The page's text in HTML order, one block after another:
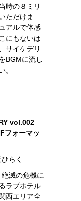
時の８ミリ
ただけま
アルで体感
にもないは
サイケデリ
BGMに流し
。
vol.002
フォーマッ
らく
滅の危機に
ラブホテル
西エリア全